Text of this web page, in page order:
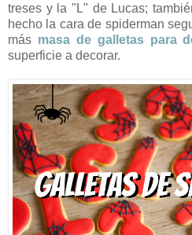
treses y la "L" de Lucas;
hecho la cara de spiderman
más masa de galletas para
superficie a decorar.